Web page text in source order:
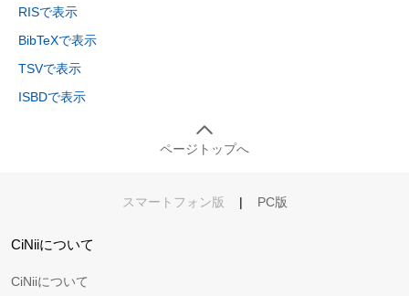
RISで表示
BibTeXで表示
TSVで表示
ISBDで表示
ページトップへ
スマートフォン版 | PC版
CiNiiについて
CiNiiについて